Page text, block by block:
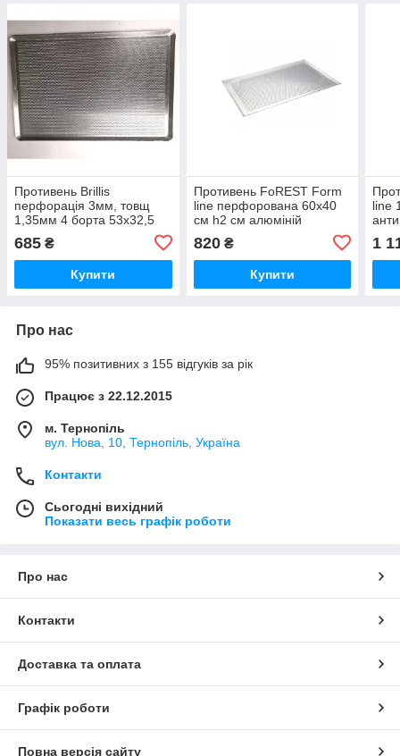
Противень Brillis
перфорація 3мм, товщ
1,35мм 4 борта 53х32,5
(4300232/208263)
685 ₴
Купити
Противень FoREST Form
line перфорована 60х40
см h2 см алюміній
820₴
Купити
line
1
Про нас
95% позитивних з 155 відгуків за рік
Працює з 22.12.2015
м. Тернопіль
вул. Нова, 10, Тернопіль, Україна
Контакти
Сьогодні вихідний
Показати весь графік роботи
Про нас
Контакти
Доставка та оплата
Графік роботи
Повна версія сайту